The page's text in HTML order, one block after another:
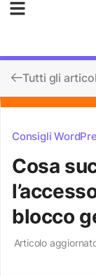
Tutti gli
Consigli
Cosa
blocco
Articolo